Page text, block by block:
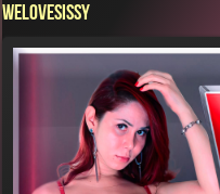
WELOVESISSY